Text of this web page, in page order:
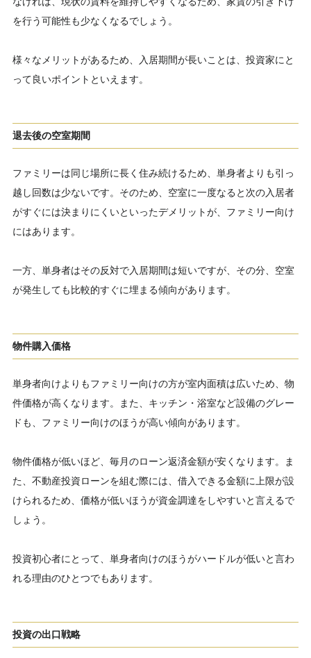
を行う可能性も少なくなるでしょう。
様々なメリットがあるため、入居期間が長いことは、投資家にと
って良いポイントといえます。
退去後の空室期間
ファミリーは同じ場所に長く住み続けるため、単身者よりも引っ
越し回数は少ないです。そのため、空室に一度なると次の入居者
がすぐには決まりにくいといったデメリットが、ファミリー向け
にはあります。
一方、単身者はその反対で入居期間は短いですが、その分、空室
が発生しても比較的すぐに埋まる傾向があります。
物件購入価格
単身者向けよりもファミリー向けの方が室内面積は広いため、物
件価格が高くなります。また、キッチン・浴室など設備のグレー
ドも、ファミリー向けのほうが高い傾向があります。
物件価格が低いほど、毎月のローン返済金額が安くなります。ま
た、不動産投資ローンを組む際には、借入できる金額に上限が設
けられるため、価格が低いほうが資金調達をしやすいと言えるで
しょう。
投資初心者にとって、単身者向けのほうがハードルが低いと言わ
れる理由のひとつでもあります。
投資の出口戦略